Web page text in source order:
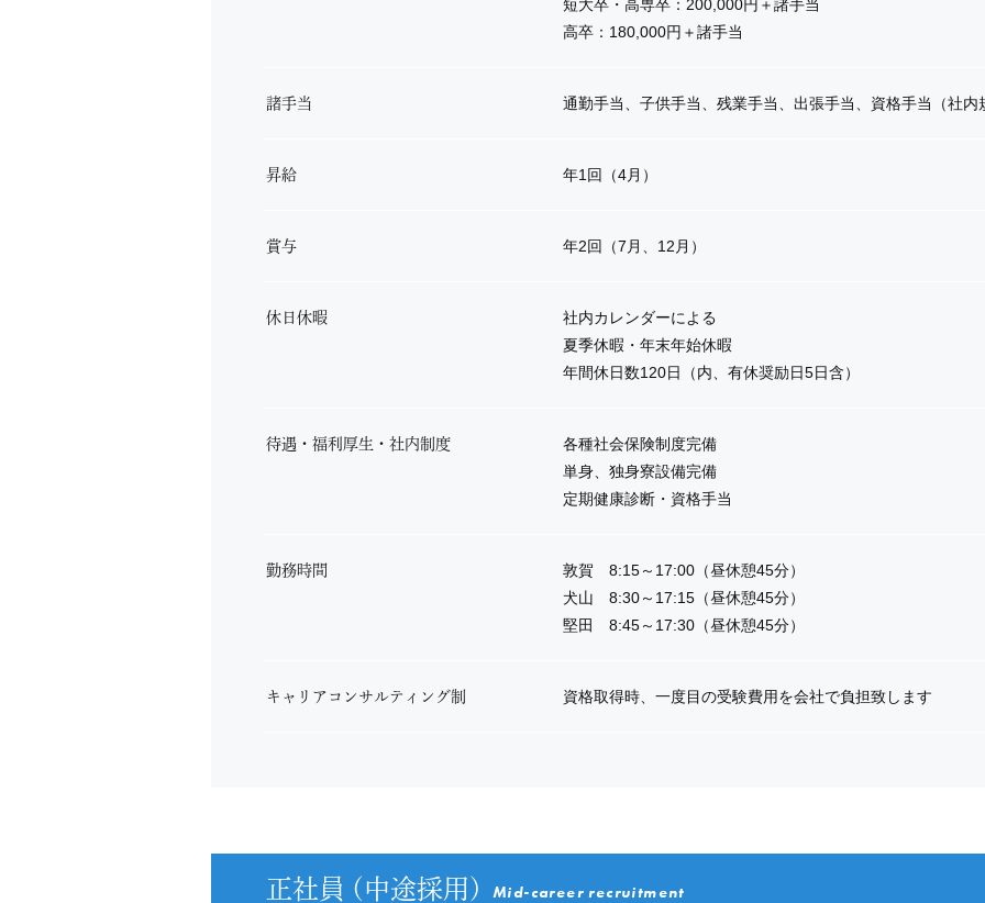
短大卒・高専卒：200,000円＋諸手当
高卒：180,000円＋諸手当
諸手当 通勤手当、子供手当、残業手当、出張手当、 資格手当（社内
昇給 年1回（4月）
賞与 年2回（7月、12月）
休日休暇
社内カレンダーによる
夏季休暇・年末年始休暇
年間休日数120日（内、有休奨励日5日含）
待遇・福利厚生・社内制度
各種社会保険制度完備
単身、独身寮設備完備
定期健康診断・資格手当
勤務時間
敦賀 8:15～17:00（昼休憩45分）
犬山 8:30～17:15（昼休憩45分）
堅田 8:45～17:30（昼休憩45分）
キャリアコンサルティング制 資格取得時、一度目の受験費用を会社で負担致します
正社員 (中途採用) Mid-career recruitment